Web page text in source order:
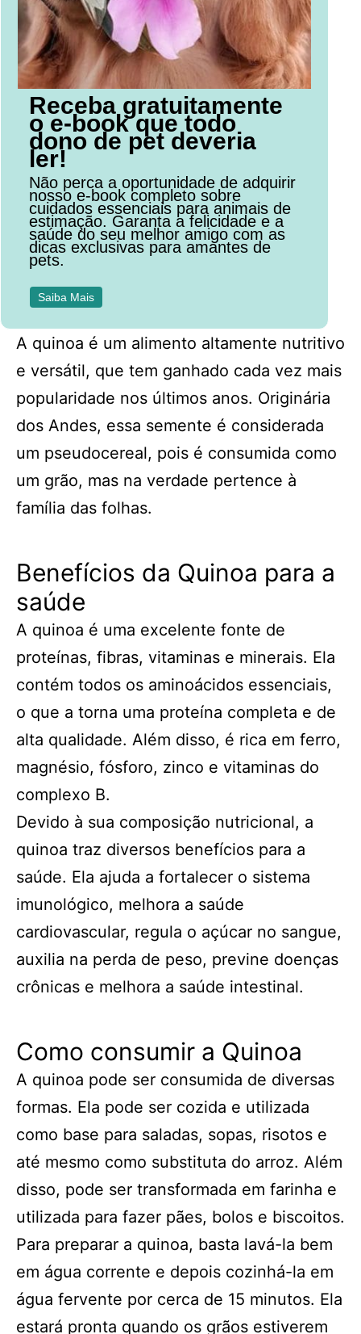
Receba gratuitamente
o e-book que todo
dono de pet deveria
ler!
Não perca a oportunidade de adquirir
nosso e-book completo sobre
cuidados essenciais para animais de
estimação. Garanta a felicidade e a
saúde do seu melhor amigo com as
dicas exclusivas para amantes de
pets.
Saiba Mais
A quinoa é um alimento altamente nutritivo
e versátil, que tem ganhado cada vez mais
popularidade nos últimos anos. Originária
dos Andes, essa semente é considerada
um pseudocereal, pois é consumida como
um grão, mas na verdade pertence à
família das folhas.
Benefícios da Quinoa para a
saúde
A quinoa é uma excelente fonte de
proteínas, fibras, vitaminas e minerais. Ela
contém todos os aminoácidos essenciais,
o que a torna uma proteína completa e de
alta qualidade. Além disso, é rica em ferro,
magnésio, fósforo, zinco e vitaminas do
complexo B.
Devido à sua composição nutricional, a
quinoa traz diversos benefícios para a
saúde. Ela ajuda a fortalecer o sistema
imunológico, melhora a saúde
cardiovascular, regula o açúcar no sangue,
auxilia na perda de peso, previne doenças
crônicas e melhora a saúde intestinal.
Como consumir a Quinoa
A quinoa pode ser consumida de diversas
formas. Ela pode ser cozida e utilizada
como base para saladas, sopas, risotos e
até mesmo como substituta do arroz. Além
disso, pode ser transformada em farinha e
utilizada para fazer pães, bolos e biscoitos.
Para preparar a quinoa, basta lavá-la bem
em água corrente e depois cozinhá-la em
água fervente por cerca de 15 minutos. Ela
estará pronta quando os grãos estiverem